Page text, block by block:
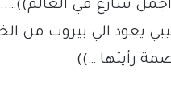
شارع في العالم))…..
رأيتها …))